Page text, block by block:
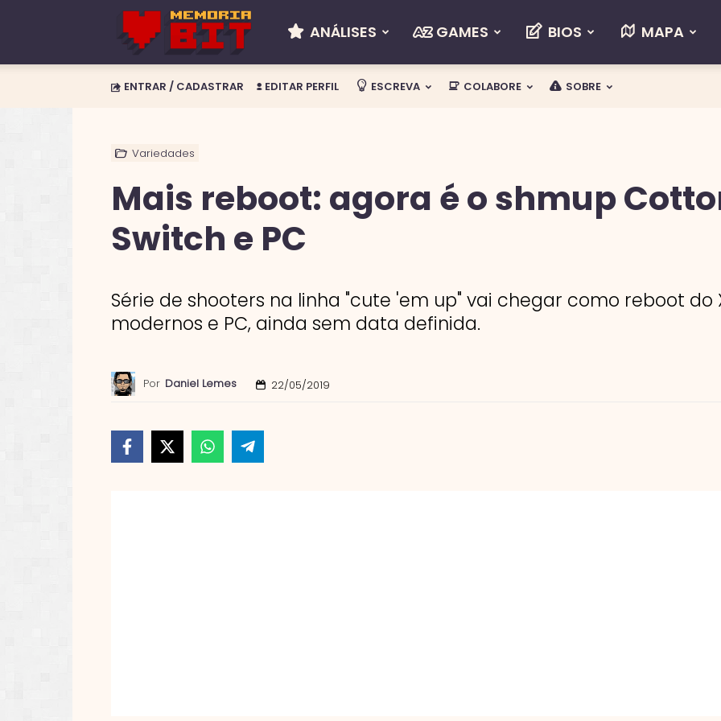
Memória
BIT
ANÁLISES GAMES BIOS MAPA
ENTRAR / CADASTRAR EDITAR PERFIL ESCREVA COLABORE SOBRE
Variedades
Mais reboot: agora é o shmup
Switch e PC
Série de shooters na linha "cute 'em up" vai chegar como reboot do
modernos e PC, ainda sem data definida.
Por Daniel Lemes 22/05/2019